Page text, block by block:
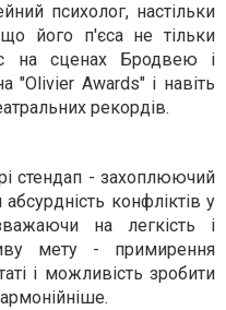
психолог, настільки
його п'єса не тільки
на сценах Бродвею і
"Olivier Awards" і навіть
рекордів.
стендап - захоплюючий
конфліктів у
на легкість і
мету - примирення
і можливість зробити